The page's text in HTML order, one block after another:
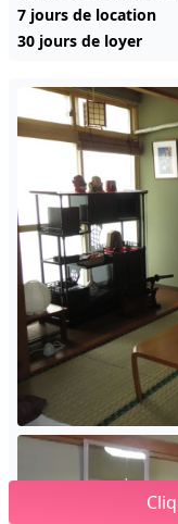
7 jours de location
30 jours de loyer